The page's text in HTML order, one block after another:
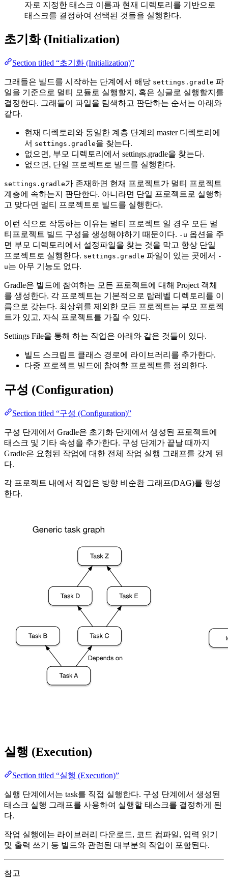
자로 지정한 태스크 이름과 현재 디렉토리를 기반으로
태스크를 결정하여 선택된 것들을 실행한다.
초기화 (Initialization)
Section titled “초기화 (Initialization)”
그래들은 빌드를 시작하는 단계에서 해당 settings.gradle 파
일을 기준으로 멀티 모듈로 실행할지, 혹은 싱글로 실행할지를
결정한다. 그래들이 파일을 탐색하고 판단하는 순서는 아래와
같다.
현재 디렉토리와 동일한 계층 단계의 master 디렉토리에
서 settings.gradle을 찾는다.
없으면, 부모 디렉토리에서 settings.gradle을 찾는다.
없으면, 단일 프로젝트로 빌드를 실행한다.
settings.gradle가 존재하면 현재 프로젝트가 멀티 프로젝트
계층에 속하는지 판단한다. 아니라면 단일 프로젝트로 실행하
고 맞다면 멀티 프로젝트로 빌드를 실행한다.
이런 식으로 작동하는 이유는 멀티 프로젝트 일 경우 모든 멀
티프로젝트 빌드 구성을 생성해야하기 때문이다. -u 옵션을 주
면 부모 디렉토리에서 설정파일을 찾는 것을 막고 항상 단일
프로젝트로 실행한다. settings.gradle 파일이 있는 곳에서 -
u는 아무 기능도 없다.
Gradle은 빌드에 참여하는 모든 프로젝트에 대해 Project 객체
를 생성한다. 각 프로젝트는 기본적으로 탑레벨 디렉토리를 이
름으로 갖는다. 최상위를 제외한 모든 프로젝트는 부모 프로젝
트가 있고, 자식 프로젝트를 가질 수 있다.
Settings File을 통해 하는 작업은 아래와 같은 것들이 있다.
빌드 스크립트 클래스 경로에 라이브러리를 추가한다.
다중 프로젝트 빌드에 참여할 프로젝트를 정의한다.
구성 (Configuration)
Section titled “구성 (Configuration)”
구성 단계에서 Gradle은 초기화 단계에서 생성된 프로젝트에
태스크 및 기타 속성을 추가한다. 구성 단계가 끝날 때까지
Gradle은 요청된 작업에 대한 전체 작업 실행 그래프를 갖게 된
다.
각 프로젝트 내에서 작업은 방향 비순환 그래프(DAG)를 형성
한다.
실행 (Execution)
Section titled “실행 (Execution)”
실행 단계에서는 task를 직접 실행한다. 구성 단계에서 생성된
태스크 실행 그래프를 사용하여 실행할 태스크를 결정하게 된
다.
작업 실행에는 라이브러리 다운로드, 코드 컴파일, 입력 읽기
및 출력 쓰기 등 빌드와 관련된 대부분의 작업이 포함된다.
참고